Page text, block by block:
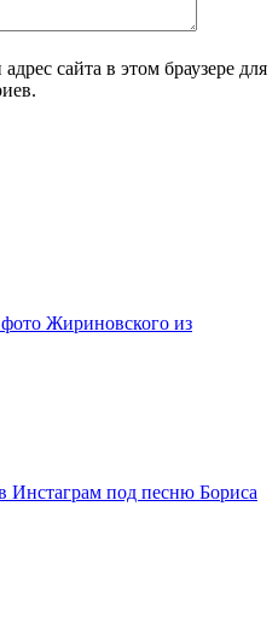
сайта в этом браузере для
Жириновского из
Инстаграм под песню Бориса